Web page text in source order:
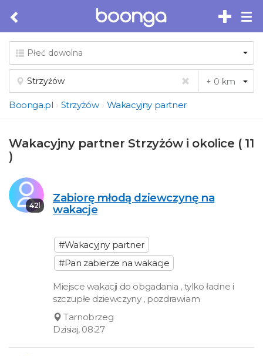
Boonga.pl Strzyżów Wakacyjny partner
Wakacyjny partner Strzyżów i okolice ( 11
)
42l
Zabiorę młodą dziewczynę na
wakacje
#Wakacyjny partner
#Pan zabierze na wakacje
Miejsce wakacji do obgadania , tylko ładne i
szczupłe dziewczyny , pozdrawiam
Tarnobrzeg
Dzisiaj, 08:27